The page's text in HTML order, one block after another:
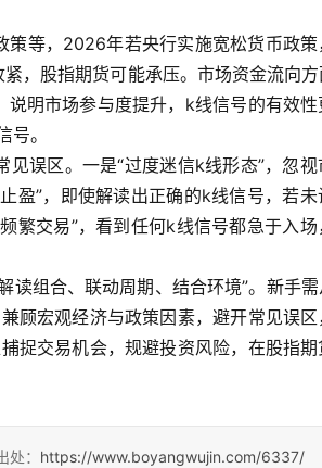
等，2026年若央行实施宽松货币政
，股指期货可能承压。市场资金流向
明市场参与度提升，k线信号的有效
。
误区。一是“过度迷信k线形态”，忽
盈”，即使解读出正确的k线信号，若
繁交易”，看到任何k线信号都急于入
组合、联动周期、结合环境”。新手
顾宏观经济与政策因素，避开常见误
捉交易机会，规避投资风险，在股指
： https://www.boyangwujin.com/6337/